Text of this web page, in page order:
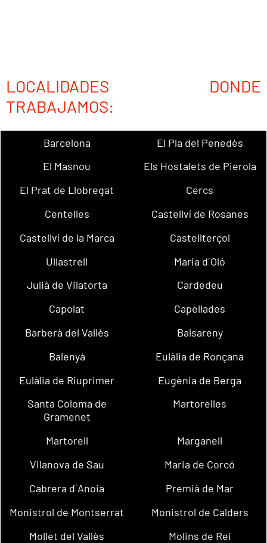
LOCALIDADES DONDE
TRABAJAMOS:
Barcelona
El Pla del Penedès
El Masnou
Els Hostalets de Pierola
El Prat de Llobregat
Cercs
Centelles
Castellví de Rosanes
Castellví de la Marca
Castellterçol
Ullastrell
Maria d´Oló
Julià de Vilatorta
Cardedeu
Capolat
Capellades
Barberà del Vallès
Balsareny
Balenyà
Eulàlia de Ronçana
Eulàlia de Riuprimer
Eugènia de Berga
Santa Coloma de
Gramenet
Martorelles
Martorell
Marganell
Vilanova de Sau
Maria de Corcó
Cabrera d´Anoia
Premià de Mar
Monistrol de Montserrat
Monistrol de Calders
Mollet del Vallès
Molins de Rei